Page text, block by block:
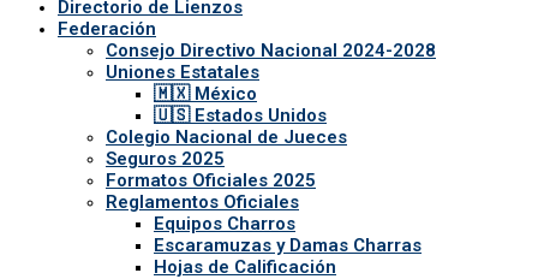
Directorio de Lienzos
Federación
Consejo Directivo Nacional 2024-2028
Uniones Estatales
🇲🇽 México
🇺🇸 Estados Unidos
Colegio Nacional de Jueces
Seguros 2025
Formatos Oficiales 2025
Reglamentos Oficiales
Equipos Charros
Escaramuzas y Damas Charras
Hojas de Calificación